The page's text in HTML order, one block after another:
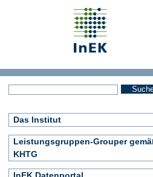
Das Institut
Leistungsgruppen-Grouper
KHTG
InEK Datenportal